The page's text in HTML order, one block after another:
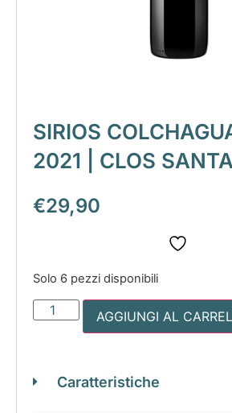
SIRIOS
2021 | CLOS
€29,90
Solo 6 pezzi disponibili
AGGIUNGI AL
Caratteristiche